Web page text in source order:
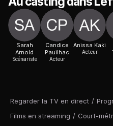
Regarder la TV en direct /
Films en streaming / Court-
Sarah
Arnold
Scénariste
Candice
Pauilhac
Acteur
Anissa Kaki
Acteur